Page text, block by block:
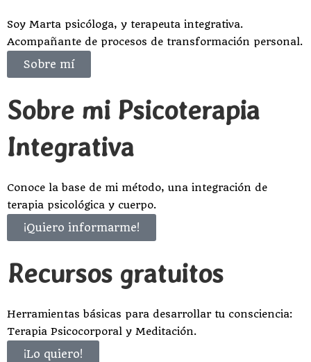
Soy Marta psicóloga, y terapeuta integrativa.
Acompañante de procesos de transformación personal.
Sobre mí
Sobre mi Psicoterapia
Integrativa
Conoce la base de mi método, una integración de
terapia psicológica y cuerpo.
¡Quiero informarme!
Recursos gratuitos
Herramientas básicas para desarrollar tu consciencia:
Terapia Psicocorporal y Meditación.
¡Lo quiero!